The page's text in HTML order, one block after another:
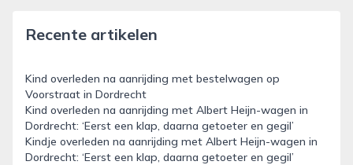
Recente artikelen
Kind overleden na aanrijding met bestelwagen op
Voorstraat in Dordrecht
Kind overleden na aanrijding met Albert Heijn-wagen in
Dordrecht: ‘Eerst een klap, daarna getoeter en gegil’
Kindje overleden na aanrijding met Albert Heijn-wagen in
Dordrecht: ‘Eerst een klap, daarna getoeter en gegil’